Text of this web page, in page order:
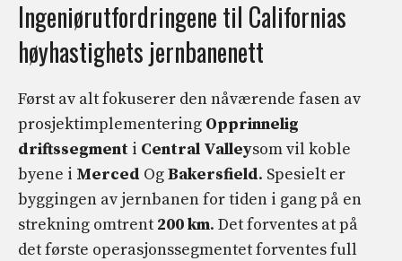
Ingeniørutfordringene til Californias
høyhastighets jernbanenett
Først av alt fokuserer den nåværende fasen av
prosjektimplementering Opprinnelig
driftssegment i Central Valleysom vil koble
byene i Merced OgBakersfield. Spesielt er
byggingen av jernbanen for tiden i gang på en
strekning omtrent 200 km. Det forventes at på
det første operasjonssegmentet forventes full